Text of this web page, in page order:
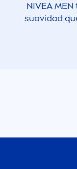
NIVEAMEN
suavidad